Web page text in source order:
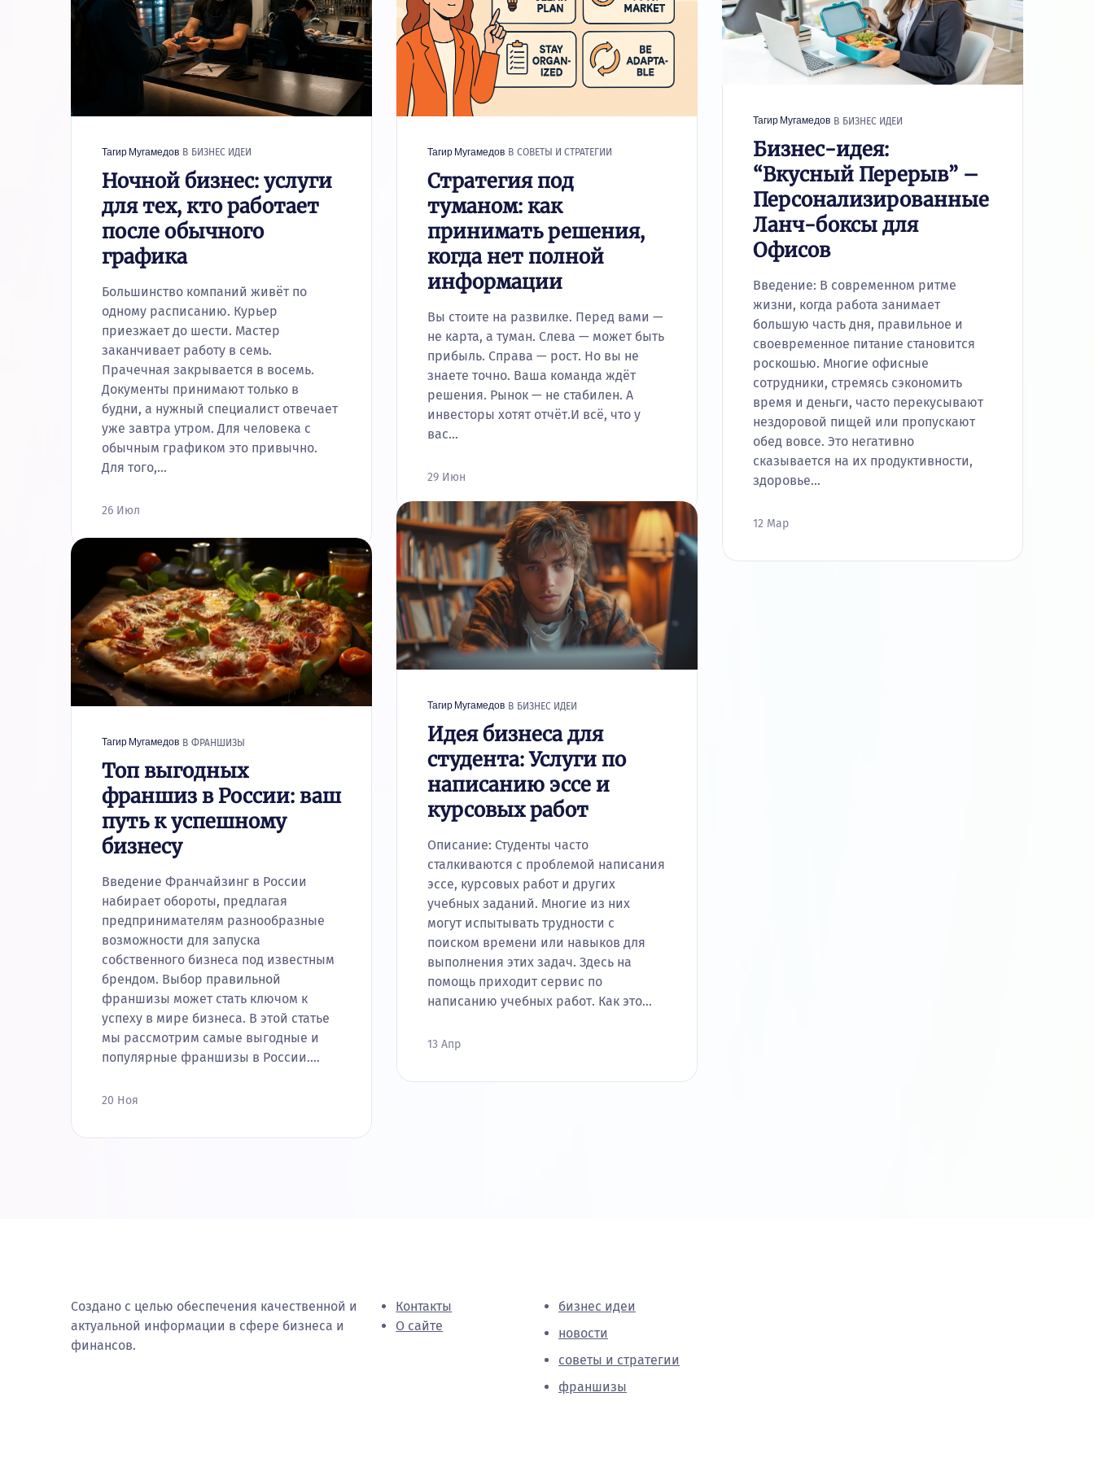
Тагир Мугамедов В БИЗНЕС ИДЕИ
Ночной бизнес: услуги
для тех, кто работает
после обычного
графика
Большинство компаний живёт по
одному расписанию. Курьер
приезжает до шести. Мастер
заканчивает работу в семь.
Прачечная закрывается в восемь.
Документы принимают только в
будни, а нужный специалист отвечает
уже завтра утром. Для человека с
обычным графиком это привычно.
Для того,…
26 Июл
Тагир Мугамедов В СОВЕТЫ И СТРАТЕГИИ
Стратегия под
туманом: как
принимать решения,
когда нет полной
информации
Вы стоите на развилке. Перед вами —
не карта, а туман. Слева — может быть
прибыль. Справа — рост. Но вы не
знаете точно. Ваша команда ждёт
решения. Рынок — не стабилен. А
инвесторы хотят отчёт.И всё, что у
вас…
29 Июн
Тагир Мугамедов В БИЗНЕС ИДЕИ
Бизнес-идея:
“Вкусный Перерыв” –
Персонализированные
Ланч-боксы для
Офисов
Введение: В современном ритме
жизни, когда работа занимает
большую часть дня, правильное и
своевременное питание становится
роскошью. Многие офисные
сотрудники, стремясь сэкономить
время и деньги, часто перекусывают
нездоровой пищей или пропускают
обед вовсе. Это негативно
сказывается на их продуктивности,
здоровье…
12 Мар
Тагир Мугамедов В БИЗНЕС ИДЕИ
Идея бизнеса для
студента: Услуги по
написанию эссе и
курсовых работ
Описание: Студенты часто
сталкиваются с проблемой написания
эссе, курсовых работ и других
учебных заданий. Многие из них
могут испытывать трудности с
поиском времени или навыков для
выполнения этих задач. Здесь на
помощь приходит сервис по
написанию учебных работ. Как это…
13 Апр
Тагир Мугамедов В ФРАНШИЗЫ
Топ выгодных
франшиз в России: ваш
путь к успешному
бизнесу
Введение Франчайзинг в России
набирает обороты, предлагая
предпринимателям разнообразные
возможности для запуска
собственного бизнеса под известным
брендом. Выбор правильной
франшизы может стать ключом к
успеху в мире бизнеса. В этой статье
мы рассмотрим самые выгодные и
популярные франшизы в России.…
20 Ноя
Создано с целью обеспечения качественной и
актуальной информации в сфере бизнеса и
финансов.
Контакты
О сайте
бизнес идеи
новости
советы и стратегии
франшизы